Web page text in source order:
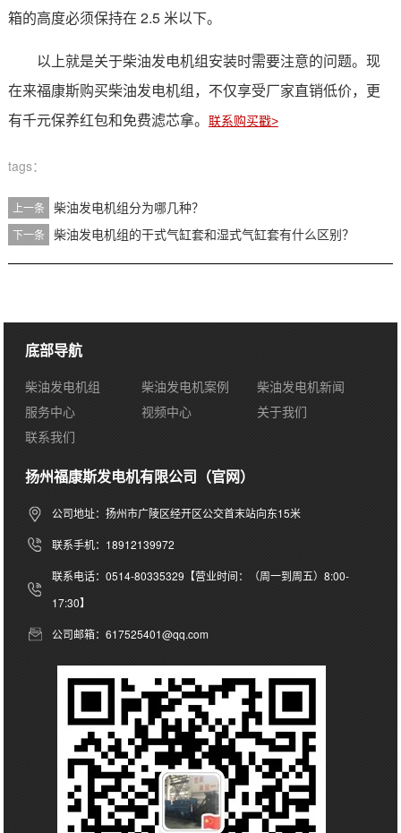
箱的高度必须保持在 2.5 米以下。
以上就是关于柴油发电机组安装时需要注意的问题。 现
在来福康斯购买柴油发电机组，不仅享受厂家直销低价，更
有千元保养红包和免费滤芯拿。 联系购买戳>
tags：
上一条 柴油发电机组分为哪几种？
下一条 柴油发电机组的干式气缸套和湿式气缸套有什么区别？
底部导航
柴油发电机组 柴油发电机案例
柴油发电机新闻
服务中心
视频中心
关于我们
联系我们
扬州福康斯发电机有限公司（官网）
公司地址：扬州市广陵区经开区公交首末站向东15米
联系手机：18912139972
联系电话：0514-80335329【营业时间：（周一到周五）8:00-
17:30】
公司邮箱：617525401@qq.com